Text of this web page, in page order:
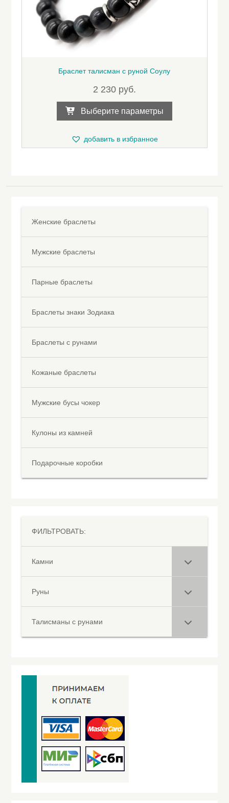
Браслет талисман с руной Соулу
2 230 руб.
Выберите параметры
вариаций.
добавить в избранное
Женские браслеты
Мужские браслеты
Парные браслеты
Браслеты знаки Зодиака
Браслеты с рунами
Кожаные браслеты
Мужские бусы чокер
Кулоны из камней
Подарочные коробки
ФИЛЬТРОВАТЬ:
Камни
Руны
Талисманы с рунами